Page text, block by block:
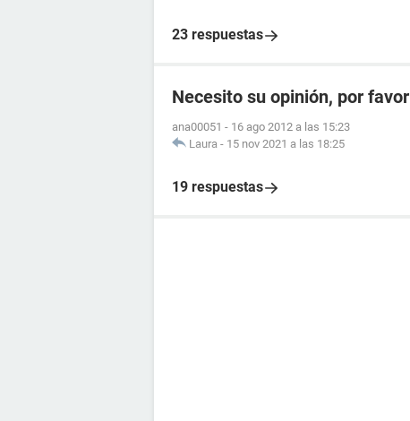
23 respuestas
Necesito su opinión, por favor
ana00051 - 16 ago 2012 a las 15:23
Laura - 15 nov 2021 a las 18:25
19 respuestas